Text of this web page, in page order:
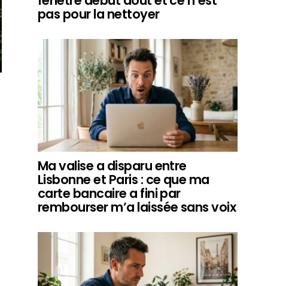
pas pour la nettoyer
Ma valise a disparu entre
Lisbonne et Paris : ce que ma
carte bancaire a fini par
rembourser m’a laissée sans voix